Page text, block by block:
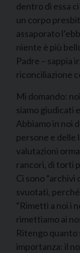
dentro di essa ci
un corpo
assaporato
niente è più
Padre – sappia
riconciliazione
Mi domando:
siamo giudicati
Abbiamo in noi
persone e delle
valutazioni
rancori, di torti
Ci sono “archivi
svuotati,
“Rimetti a noi i
rimettiamo ai
Ritengo
importanza: il